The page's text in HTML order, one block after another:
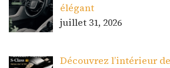
élégant
juillet 31, 2026
Découvrez l’intérieur